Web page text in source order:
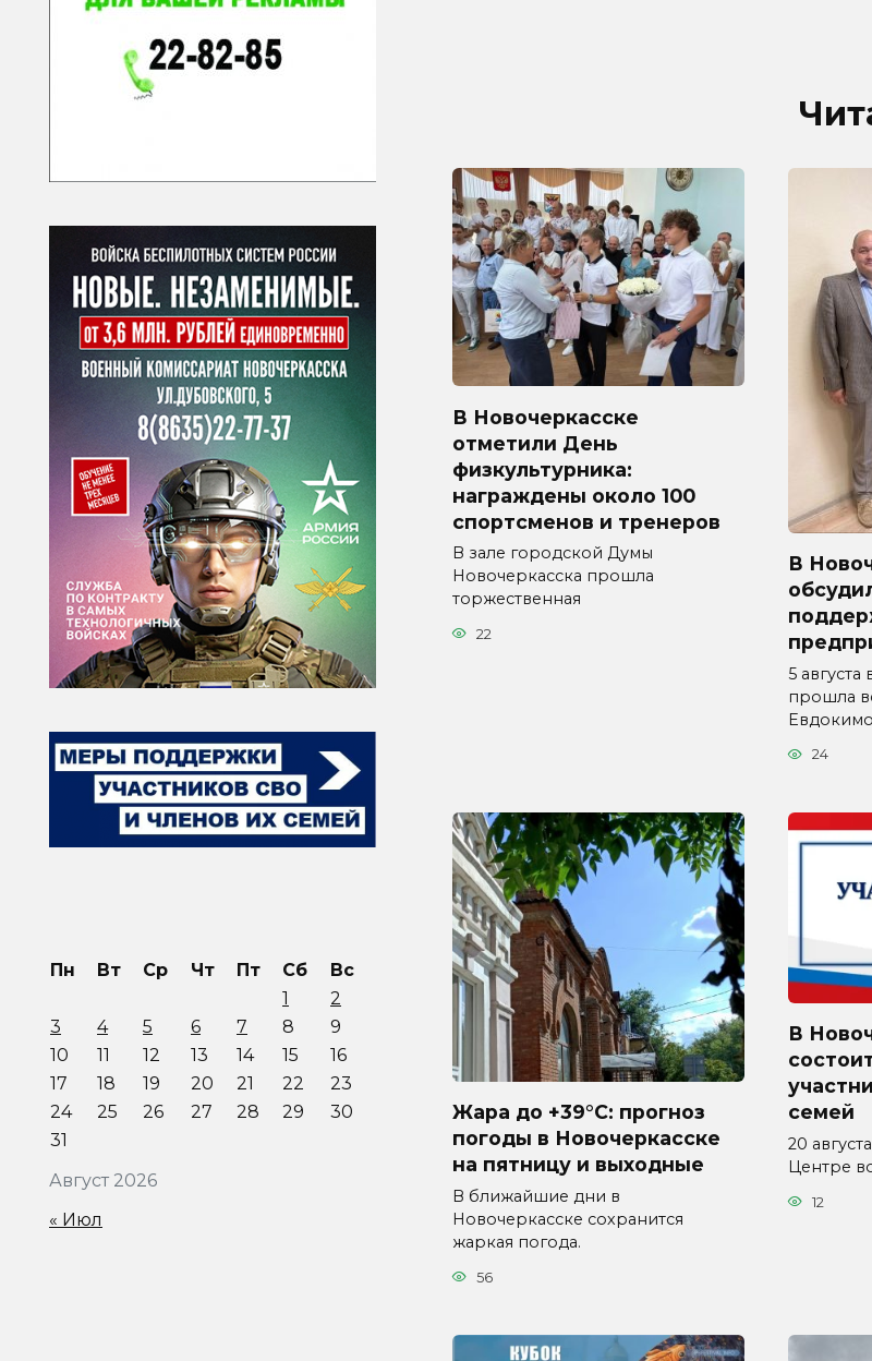
В Новочеркасске
отметили День
физкультурника:
награждены около 100
спортсменов и тренеров
В зале городской Думы
Новочеркасска прошла
торжественная
22
В
5
прошла
24
Жара до +39°C: прогноз
погоды в Новочеркасске
на пятницу и выходные
В ближайшие дни в
Новочеркасске сохранится
жаркая погода.
56
В
семей
20
Центре
12
Август 2026
Пн Вт Ср Чт Пт Сб
Вс
1
2
3
4 5 6 7 8
9
10
11 12 13 14 15
16
17
18 19 20 21 22
23
24
25 26 27 28 29
30
31
« Июл